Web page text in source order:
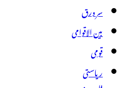
سر ورق
بین الاقوامی
قومی
ریاستی